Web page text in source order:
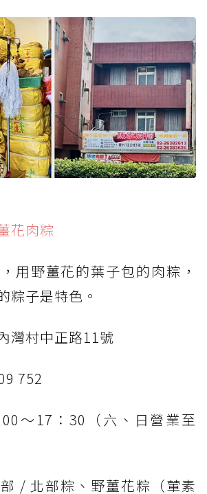
花肉粽
用野薑花的葉子包的肉粽，
粽子是特色。
灣村中正路11號
752
～17：30（六、日營業至
/ 北部粽、野薑花粽（葷素